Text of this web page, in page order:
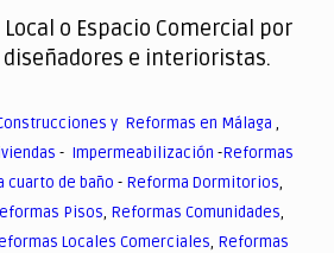
o Espacio Comercial por
e interioristas.
y Reformas en Málaga ,
- Impermeabilización -Reformas
cuarto de baño - Reforma Dormitorios,
Pisos, Reformas Comunidades,
Locales Comerciales, Reformas